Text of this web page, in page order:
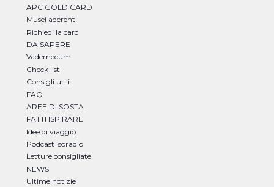
APC GOLD CARD
Musei aderenti
Richiedi la card
DA SAPERE
Vademecum
Check list
Consigli utili
FAQ
AREE DI SOSTA
FATTI ISPIRARE
Idee di viaggio
Podcast isoradio
Letture consigliate
NEWS
Ultime notizie